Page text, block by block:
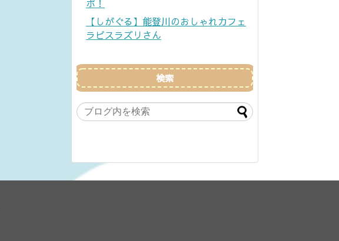
ポ！
【しがぐる】能登川のおしゃれカフェ
ラピスラズリさん
検索